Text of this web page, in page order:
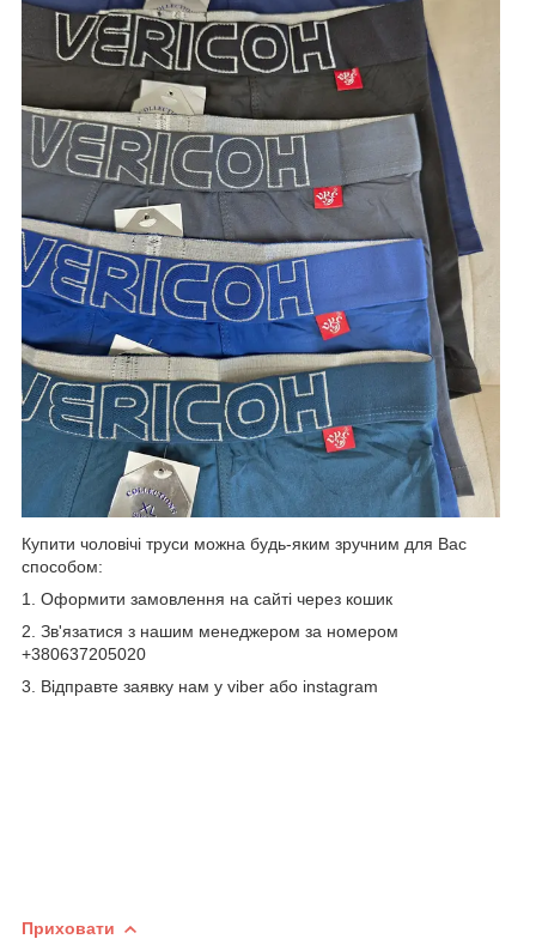
Купити чоловічі труси можна будь-яким зручним для Вас
способом:
1. Оформити замовлення на сайті через кошик
2. Зв'язатися з нашим менеджером за номером
+380637205020
3. Відправте заявку нам у viber або instagram
Приховати